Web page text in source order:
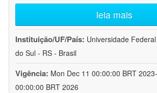
leia mais
Instituição/UF/País: Universidade
do Sul - RS - Brasil
Vigência: Mon Dec 11 00:00:00 BRT
00:00:00 BRT 2026